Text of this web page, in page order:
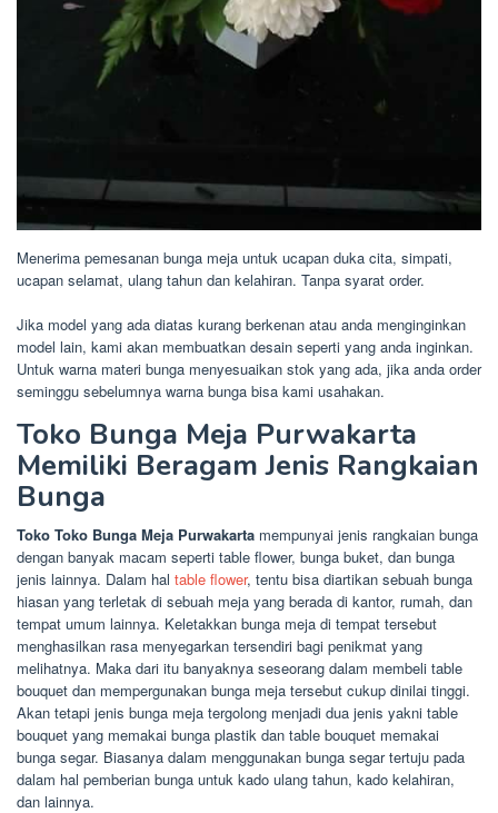
Menerima pemesanan bunga meja untuk ucapan duka cita, simpati,
ucapan selamat, ulang tahun dan kelahiran. Tanpa syarat order.
Jika model yang ada diatas kurang berkenan atau anda menginginkan
model lain, kami akan membuatkan desain seperti yang anda inginkan.
Untuk warna materi bunga menyesuaikan stok yang ada, jika anda order
seminggu sebelumnya warna bunga bisa kami usahakan.
Toko Bunga Meja Purwakarta
Memiliki Beragam Jenis Rangkaian
Bunga
Toko Toko Bunga Meja Purwakarta mempunyai jenis rangkaian bunga
dengan banyak macam seperti table flower, bunga buket, dan bunga
jenis lainnya. Dalam hal table flower, tentu bisa diartikan sebuah bunga
hiasan yang terletak di sebuah meja yang berada di kantor, rumah, dan
tempat umum lainnya. Keletakkan bunga meja di tempat tersebut
menghasilkan rasa menyegarkan tersendiri bagi penikmat yang
melihatnya. Maka dari itu banyaknya seseorang dalam membeli table
bouquet dan mempergunakan bunga meja tersebut cukup dinilai tinggi.
Akan tetapi jenis bunga meja tergolong menjadi dua jenis yakni table
bouquet yang memakai bunga plastik dan table bouquet memakai
bunga segar. Biasanya dalam menggunakan bunga segar tertuju pada
dalam hal pemberian bunga untuk kado ulang tahun, kado kelahiran,
dan lainnya.